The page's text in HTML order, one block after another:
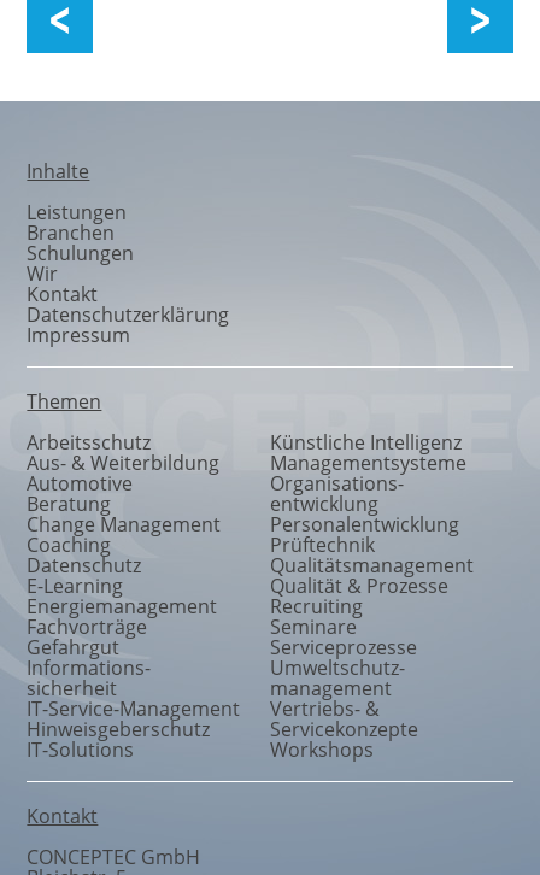
Inhalte
Leistungen
Branchen
Schulungen
Wir
Kontakt
Datenschutzerklärung
Impressum
Themen
Arbeitsschutz
Aus- & Weiterbildung
Automotive
Beratung
Change Management
Coaching
Datenschutz
E-Learning
Energiemanagement
Fachvorträge
Gefahrgut
Informations-
sicherheit
IT-Service-Management
Hinweisgeberschutz
IT-Solutions
Künstliche Intelligenz
Managementsysteme
Organisations-
entwicklung
Personalentwicklung
Prüftechnik
Qualitätsmanagement
Qualität & Prozesse
Recruiting
Seminare
Serviceprozesse
Umweltschutz-
management
Vertriebs- &
Servicekonzepte
Workshops
Kontakt
CONCEPTEC GmbH